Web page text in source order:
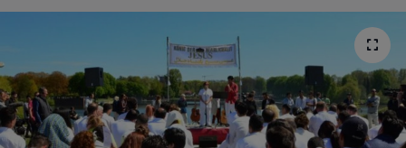
FOTO GALERİ
VIDEO GALERİ